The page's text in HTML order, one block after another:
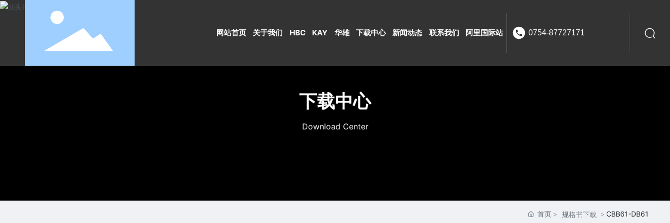
网站首页 关于我们 HBC KAY 华雄 下载中心 新闻动态 联系我们 阿里国际站 0754-87727171
下载中心
Download Center
首页 规格书下载 CBB61-DB61